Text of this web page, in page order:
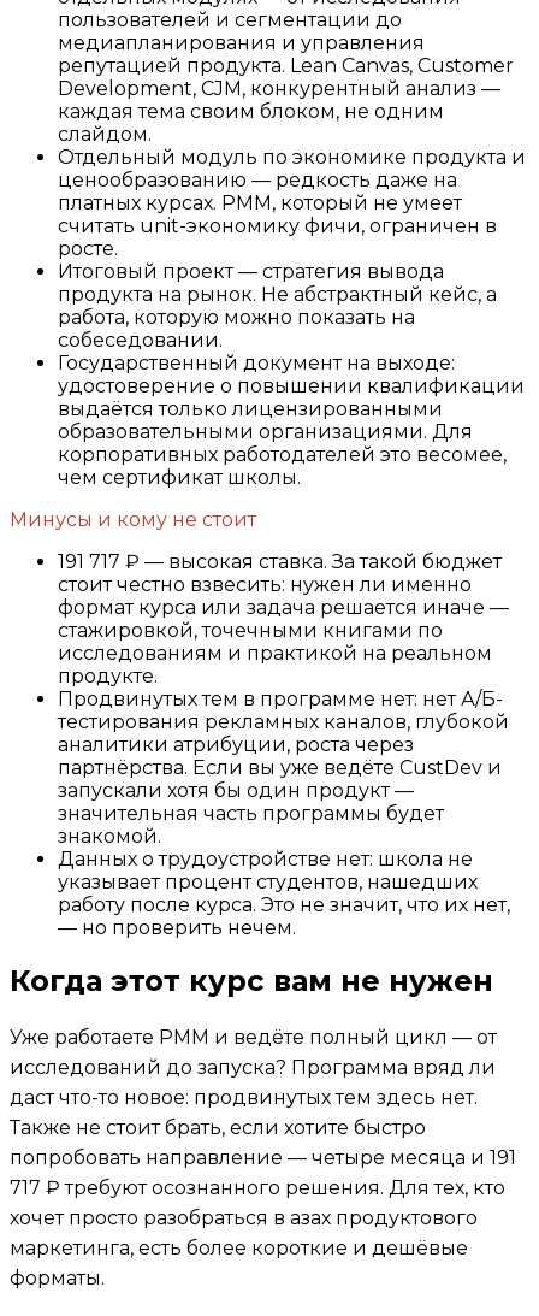
пользователей и сегментации до
медиапланирования и управления
репутацией продукта. Lean Canvas, Customer
Development, CJM, конкурентный анализ —
каждая тема своим блоком, не одним
слайдом.
Отдельный модуль по экономике продукта и
ценообразованию — редкость даже на
платных курсах. PMM, который не умеет
считать unit-экономику фичи, ограничен в
росте.
Итоговый проект — стратегия вывода
продукта на рынок. Не абстрактный кейс, а
работа, которую можно показать на
собеседовании.
Государственный документ на выходе:
удостоверение о повышении квалификации
выдаётся только лицензированными
образовательными организациями. Для
корпоративных работодателей это весомее,
чем сертификат школы.
Минусы и кому не стоит
191 717 ₽ — высокая ставка. За такой бюджет
стоит честно взвесить: нужен ли именно
формат курса или задача решается иначе —
стажировкой, точечными книгами по
исследованиям и практикой на реальном
продукте.
Продвинутых тем в программе нет: нет А/Б-
тестирования рекламных каналов, глубокой
аналитики атрибуции, роста через
партнёрства. Если вы уже ведёте CustDev и
запускали хотя бы один продукт —
значительная часть программы будет
знакомой.
Данных о трудоустройстве нет: школа не
указывает процент студентов, нашедших
работу после курса. Это не значит, что их нет,
— но проверить нечем.
Когда этот курс вам не нужен
Уже работаете PMM и ведёте полный цикл — от
исследований до запуска? Программа вряд ли
даст что-то новое: продвинутых тем здесь нет.
Также не стоит брать, если хотите быстро
попробовать направление — четыре месяца и 191
717 ₽ требуют осознанного решения. Для тех, кто
хочет просто разобраться в азах продуктового
маркетинга, есть более короткие и дешёвые
форматы.